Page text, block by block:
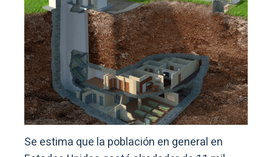
Se estima que la población en general en